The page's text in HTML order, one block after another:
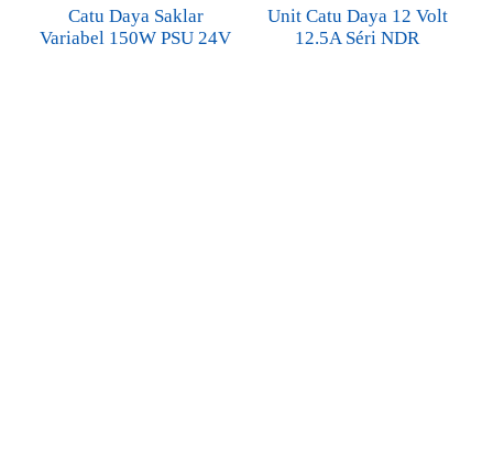
Catu Daya Saklar
Variabel 150W PSU 24V
Unit Catu Daya 12 Volt
12.5A Séri NDR